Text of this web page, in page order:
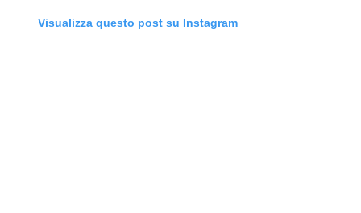
Visualizza questo post su Instagram